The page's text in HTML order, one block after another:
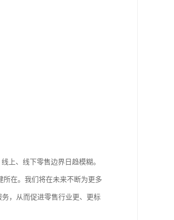
上、线下零售边界日趋模糊。
在。我们将在未来不断为更多
，从而促进零售行业更、更标